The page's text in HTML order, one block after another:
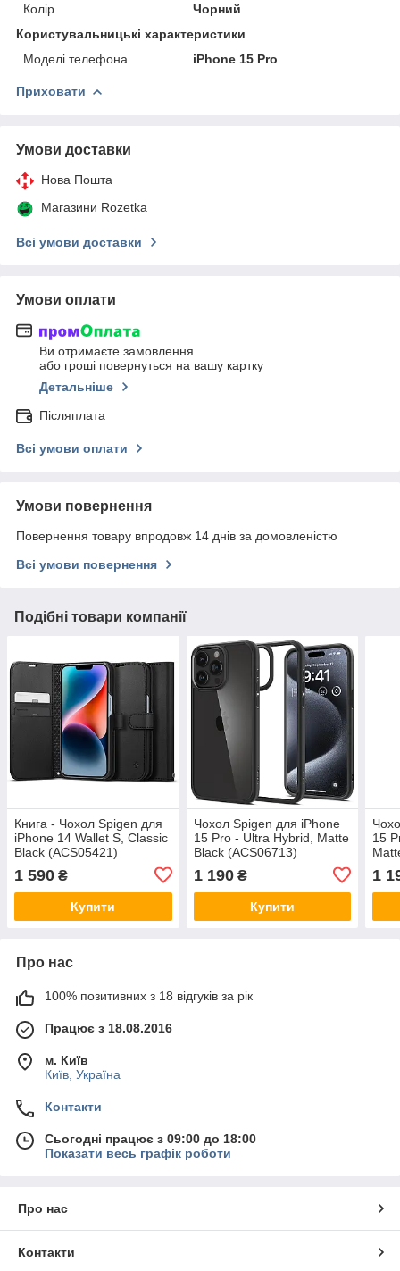
Колір
Чорний
Користувальницькі характеристики
Моделі телефона
iPhone 15 Pro
Приховати
Умови доставки
Нова Пошта
Магазини Rozetka
Всі умови доставки
Умови оплати
Ви отримаєте замовлення
або гроші повернуться на вашу картку
Детальніше
Післяплата
Всі умови оплати
Умови повернення
Повернення товару впродовж 14 днів за домовленістю
Всі умови повернення
Подібні товари компанії
Книга - Чохол Spigen для
iPhone 14 Wallet S, Classic
Black (ACS05421)
1 590 ₴
Купити
Чохол Spigen для iPhone
15 Pro - Ultra Hybrid, Matte
Black (ACS06713)
1 190₴
Купити
15
1
Про нас
100% позитивних з 18 відгуків за рік
Працює з 18.08.2016
м. Київ
Київ, Україна
Контакти
Сьогодні працює з 09:00 до 18:00
Показати весь графік роботи
Про нас
Контакти